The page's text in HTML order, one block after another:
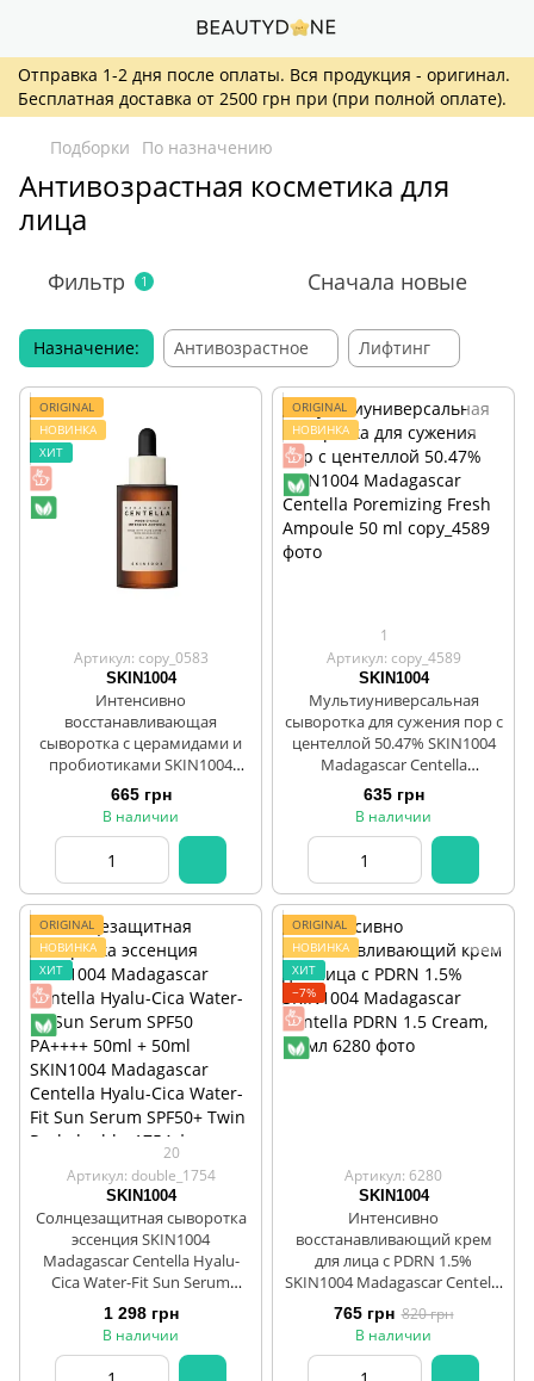
Отправка 1-2 дня после оплаты. Вся продукция - оригинал.
Бесплатная доставка от 2500 грн при (при полной оплате).
Подборки По назначению
Антивозрастная косметика для
лица
Фильтр 1 Сначала новые
Назначение: Антивозрастное Лифтинг
ORIGINAL
НОВИНКА
ХИТ
Артикул: copy_0583
SKIN1004
Интенсивно
восстанавливающая
сыворотка с церамидами и
пробиотиками SKIN1004
Madagascar Centella Probio-
Cica Intensive Ampoule 50 ml
665 грн
В наличии
ORIGINAL
НОВИНКА
1
Артикул: copy_4589
SKIN1004
Мультиуниверсальная
сыворотка для сужения пор с
центеллой 50.47% SKIN1004
Madagascar Centella
Poremizing Fresh Ampoule 50
ml
635 грн
В наличии
ORIGINAL
НОВИНКА
ХИТ
20
Артикул: double_1754
SKIN1004
Солнцезащитная сыворотка
эссенция SKIN1004
Madagascar Centella Hyalu-
Cica Water-Fit Sun Serum
SPF50 PA++++ 50ml + 50ml
SKIN1004 Madagascar Centella
Hyalu-Cica Water-Fit Sun
Serum SPF50+ Twin Pack
1 298 грн
В наличии
ORIGINAL
НОВИНКА
ХИТ
−7%
Артикул: 6280
SKIN1004
Интенсивно
восстанавливающий крем
для лица с PDRN 1.5%
SKIN1004 Madagascar Centella
PDRN 1.5 Cream, 30 мл
765 грн 820 грн
В наличии